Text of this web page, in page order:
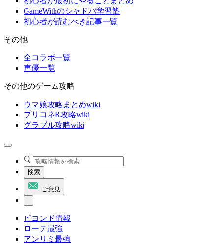
GameWithのシャドバ学習塾
初心者が読むべき記事一覧
その他
全コラボ一覧
声優一覧
その他のゲーム攻略
ウマ娘攻略まとめwiki
プリコネR攻略wiki
グラブル攻略wiki
検索
ご意見
ビヨンド情報
ローテ最強
アンリミ最強